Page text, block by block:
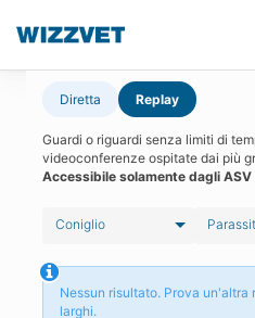
Diretta Replay
Guardi o riguardi senza limiti di
videoconferenze ospitate dai più
Accessibile solamente dagli ASV
Coniglio
Nessun risultato. Prova
larghi.